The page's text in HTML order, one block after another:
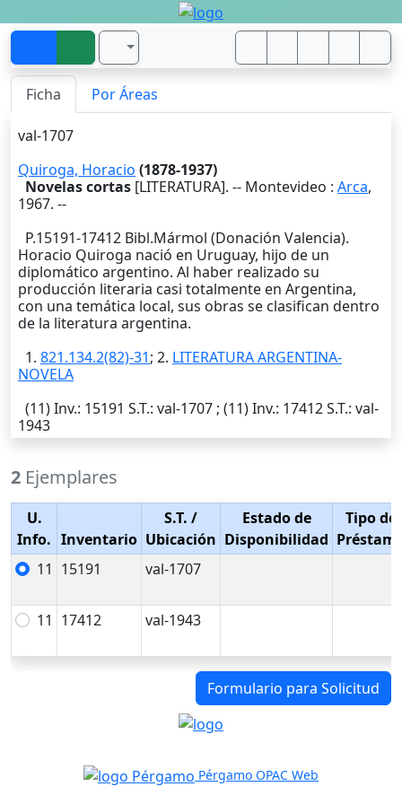
Ficha Por Áreas
val-1707
Quiroga, Horacio (1878-1937)
Novelas cortas [LITERATURA]. -- Montevideo : Arca,
1967. --
P.15191-17412 Bibl.Mármol (Donación Valencia).
Horacio Quiroga nació en Uruguay, hijo de un
diplomático argentino. Al haber realizado su
producción literaria casi totalmente en Argentina,
con una temática local, sus obras se clasifican dentro
de la literatura argentina.
1. 821.134.2(82)-31; 2. LITERATURA ARGENTINA-
NOVELA
(11)Inv.: 15191 S.T.: val-1707 ; (11)Inv.: 17412S.T.: val-
1943
2 Ejemplares
U.
Info. Inventario
S.T. /
Ubicación
Estado de
Disponibilidad
Tipo de
11 15191 val-1707
11 17412 val-1943
Formulario para Solicitud
Pérgamo OPAC Web